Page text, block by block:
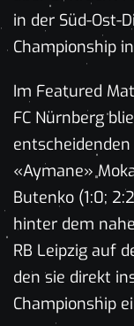
in der Süd-Ost-
Championship
Im Featured
FC Nürnberg
«Aymane»
Butenko (1:0;
hinter dem
RB Leipzig auf
den sie direkt
Championship